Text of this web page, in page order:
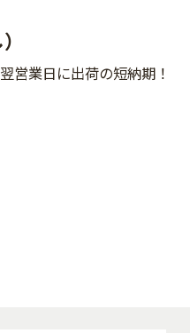
営業日に出荷の短納期！